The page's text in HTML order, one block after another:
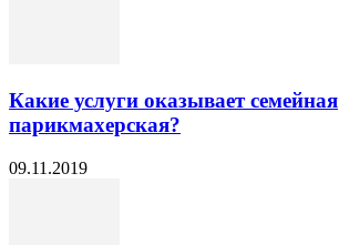
Какие услуги оказывает семейная
парикмахерская?
09.11.2019